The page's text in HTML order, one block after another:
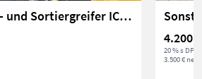
Sonstige Abbruch- und Sortiergreifer ICM SG 65
4.200 €
20 % s DPH
3.500 €